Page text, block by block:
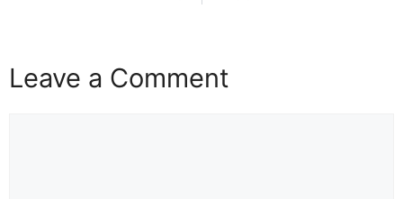
Leave a Comment